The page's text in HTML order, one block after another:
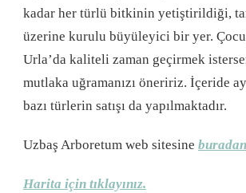
kadar her türlü bitkinin yetiştirildiği,
üzerine kurulu büyüleyici bir yer.
Urla’da kaliteli zaman geçirmek
mutlaka uğramanızı öneririz. İçeride
bazı türlerin satışı da yapılmaktadır.
Uzbaş Arboretum web sitesine buradan
Harita için tıklayınız.